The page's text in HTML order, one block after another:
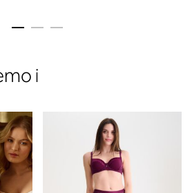
i
Izmerite prsni obseg. Šiviljski
izreza in čez prsi, v višini bradavic
vdolbine med prsmi. V razdelku 2.
boste prebrali, katera globina
ustreza vaši meri (A, B …) – iščite v
stolpcu, ki ste ga določili s
obsegom.